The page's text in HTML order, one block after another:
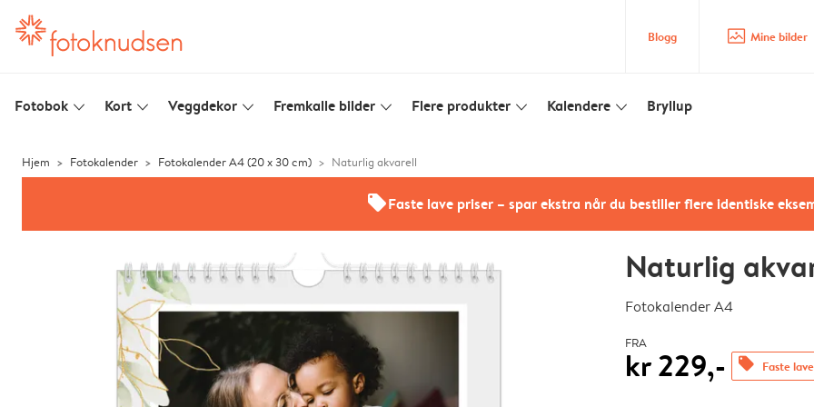
Blogg image_placeholder Mine bilder
Fotobok slim_arrow_down Kort slim_arrow_down Veggdekor slim_arrow_down Fremkalle bilder slim_arrow_down Flere produkter slim_arrow_down Kalendere slim_arrow_down Bryllup
Hjem Fotokalender Fotokalender A4 (20 x 30 cm) Naturlig akvarell
offersFaste lave priser – spar ekstra når du bestiller flere identiske
Naturlig
Fotokalender A4
FRA
kr 229,- offers Faste